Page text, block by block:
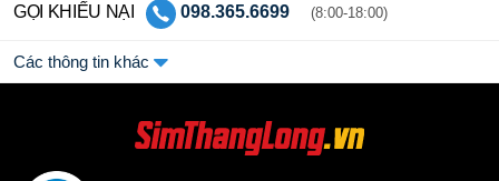
GỌI KHIẾU NẠI 098.365.6699 (8:00-18:00)
Các thông tin khác